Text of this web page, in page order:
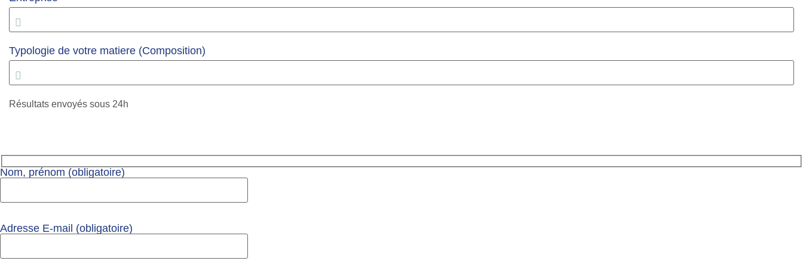
Typologie de votre matiere (Composition)
Résultats envoyés sous 24h
Nom, prénom (obligatoire)
Adresse E-mail (obligatoire)